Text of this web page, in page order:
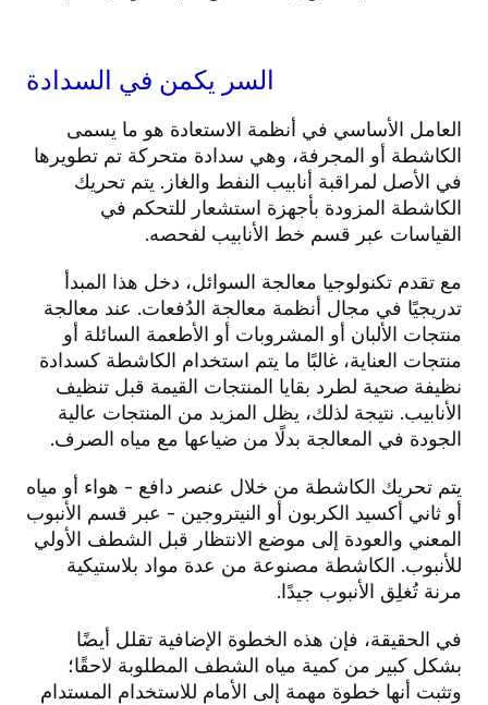
السر يكمن في السدادة
العامل الأساسي في أنظمة الاستعادة هو ما يسمى
الكاشطة أو المجرفة، وهي سدادة متحركة تم تطويرها
في الأصل لمراقبة أنابيب النفط والغاز. يتم تحريك
الكاشطة المزودة بأجهزة استشعار للتحكم في
القياسات عبر قسم خط الأنابيب لفحصه.
مع تقدم تكنولوجيا معالجة السوائل، دخل هذا المبدأ
تدريجيًا في مجال أنظمة معالجة الدُفعات. عند معالجة
منتجات الألبان أو المشروبات أو الأطعمة السائلة أو
منتجات العناية، غالبًا ما يتم استخدام الكاشطة كسدادة
نظيفة صحية لطرد بقايا المنتجات القيمة قبل تنظيف
الأنابيب. نتيجة لذلك، يظل المزيد من المنتجات عالية
الجودة في المعالجة بدلًا من ضياعها مع مياه الصرف.
يتم تحريك الكاشطة من خلال عنصر دافع - هواء أو مياه
أو ثاني أكسيد الكربون أو النيتروجين - عبر قسم الأنبوب
المعني والعودة إلى موضع الانتظار قبل الشطف الأولي
للأنبوب. الكاشطة مصنوعة من عدة مواد بلاستيكية
مرنة تُغلِق الأنبوب جيدًا.
في الحقيقة، فإن هذه الخطوة الإضافية تقلل أيضًا
بشكل كبير من كمية مياه الشطف المطلوبة لاحقًا؛
وتثبت أنها خطوة مهمة إلى الأمام للاستخدام المستدام